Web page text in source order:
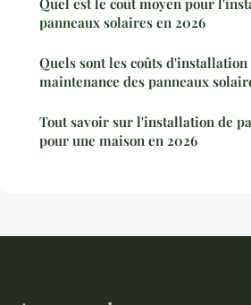
panneaux solaires en 2026
Quels sont les coûts d'installation
maintenance des panneaux
Tout savoir sur l'installation de
pour une maison en 2026